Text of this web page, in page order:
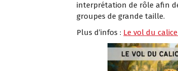
interprétation de rôle afin
groupes de grande taille.
Plus d’infos : Le vol du